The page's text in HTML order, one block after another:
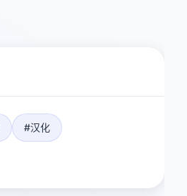
#汉化